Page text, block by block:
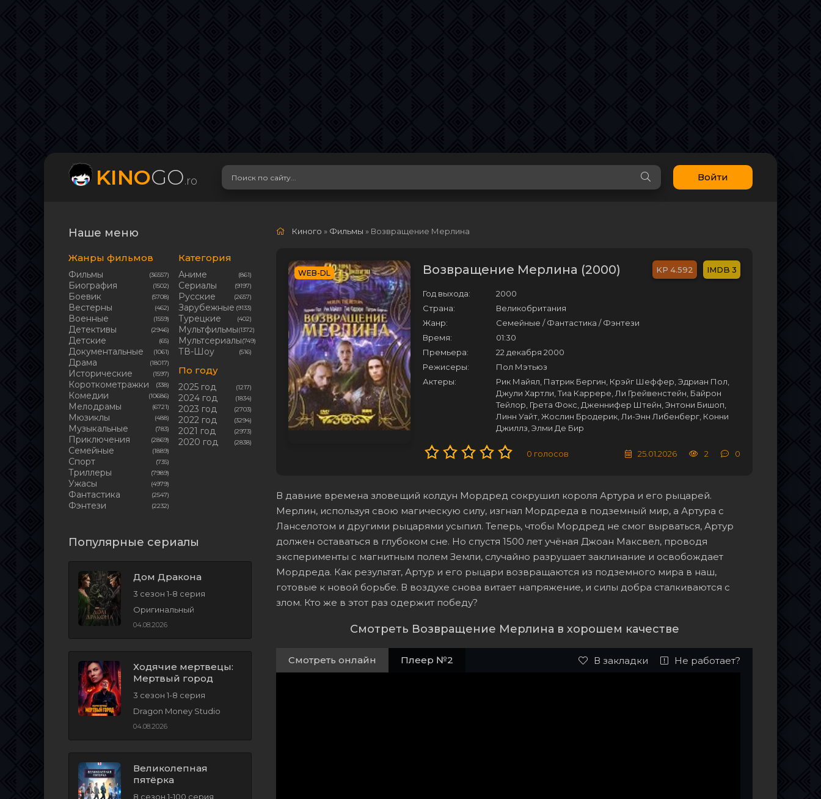
KINOGO.ro Войти
Наше меню
Жанры фильмов
Фильмы (36557)
Биография (1502)
Боевик (5708)
Вестерны (462)
Военные (1559)
Детективы (2946)
Детские (65)
Документальные (1061)
Драма (18017)
Исторические (1597)
Короткометражки (338)
Комедии (10686)
Мелодрамы (6721)
Мюзиклы (488)
Музыкальные (783)
Приключения (2869)
Семейные (1889)
Cпорт (735)
Триллеры (7989)
Ужасы (4979)
Фантастика (2547)
Фэнтези (2232)
Категория
Аниме (861)
Сериалы (9197)
Русские (2657)
Зарубежные (9133)
Турецкие (402)
Мультфильмы(1372)
Мультсериалы(749)
ТВ-Шоу (516)
По году
2025 год (1217)
2024 год (1834)
2023 год (2703)
2022 год (3294)
2021 год (2973)
2020 год (2838)
Популярные сериалы
Дом Дракона
3 сезон 1-8 серия
Оригинальный
04.08.2026
Ходячие мертвецы:
Мертвый город
3 сезон 1-8 серия
Dragon Money Studio
04.08.2026
Великолепная
пятёрка
8 сезон 1-100 серия
Киного » Фильмы » Возвращение Мерлина
WEB-DL Возвращение Мерлина (2000) 4.592 3
Год выхода:
2000
Страна:
Великобритания
Жанр:
Семейные / Фантастика / Фэнтези
Время:
01:30
Премьера:
22 декабря 2000
Режисеры:
Пол Мэтьюз
Актеры:
Рик Майял, Патрик Бергин, Крэйг Шеффер, Эдриан Пол,
Джули Хартли, Тиа Каррере, Ли Грейвенстейн, Байрон
Тейлор, Грета Фокс, Дженнифер Штейн, Энтони Бишоп,
Линн Уайт, Жослин Бродерик, Ли-Энн Либенберг, Конни
Джиллз, Элми Де Бир
0 голосов 25.01.2026 2 0
В давние времена зловещий колдун Мордред сокрушил короля Артура и его рыцарей.
Мерлин, используя свою магическую силу, изгнал Мордреда в подземный мир, а Артура с
Ланселотом и другими рыцарями усыпил. Теперь, чтобы Мордред не смог вырваться, Артур
должен оставаться в глубоком сне. Но спустя 1500 лет учёная Джоан Максвел, проводя
эксперименты с магнитным полем Земли, случайно разрушает заклинание и освобождает
Мордреда. Как результат, Артур и его рыцари возвращаются из подземного мира в наш,
готовые к новой борьбе. В воздухе снова витает напряжение, и силы добра сталкиваются с
злом. Кто же в этот раз одержит победу?
Смотреть Возвращение Мерлина в хорошем качестве
Смотреть онлайн Плеер №2 В закладки Не работает?